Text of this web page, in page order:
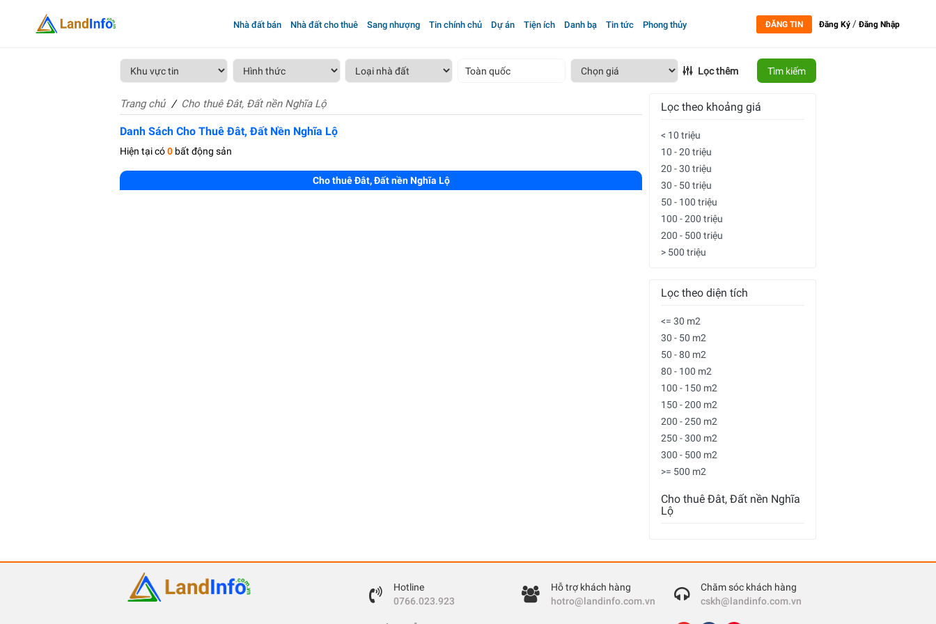
Nhà đất bán Nhà đất cho thuê Sang nhượng Tin chính chủ Dự án Tiện ích Danh bạ Tin tức Phong thủy ĐĂNG TIN Đăng Ký /Đăng Nhập
Toàn quốc Lọc thêm Tìm kiếm
Trang chủ Cho thuê Đât, Đất nền Nghĩa Lộ
Danh Sách Cho Thuê Đât, Đất Nền Nghĩa Lộ
Hiện tại có0 bất động sản
Cho thuê Đât, Đất nền Nghĩa Lộ
Lọc theo khoảng giá
< 10 triệu
10 - 20 triệu
20 - 30 triệu
30 - 50 triệu
50 - 100 triệu
100 - 200 triệu
200 - 500 triệu
> 500 triệu
Lọc theo diện tích
<= 30 m2
30 - 50 m2
50 - 80 m2
80 - 100 m2
100 - 150 m2
150 - 200 m2
200 - 250 m2
250 - 300 m2
300 - 500 m2
>= 500 m2
Cho thuê Đât, Đất nền Nghĩa
Lộ
Hotline
0766.023.923
Hỗ trợ khách hàng
hotro@landinfo.com.vn
Chăm sóc khách hàng
cskh@landinfo.com.vn